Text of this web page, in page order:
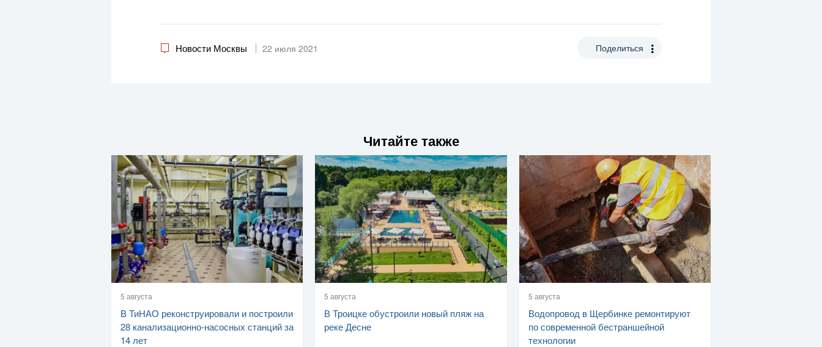
Новости Москвы 22 июля 2021 Поделиться
Читайте также
5 августа
В ТиНАО реконструировали и построили
28 канализационно-насосных станций за
14 лет
5 августа
В Троицке обустроили новый пляж на
реке Десне
5 августа
Водопровод в Щербинке ремонтируют
по современной бестраншейной
технологии